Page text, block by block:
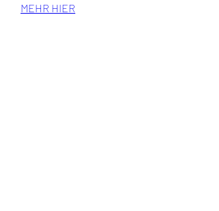
MEHR HIER